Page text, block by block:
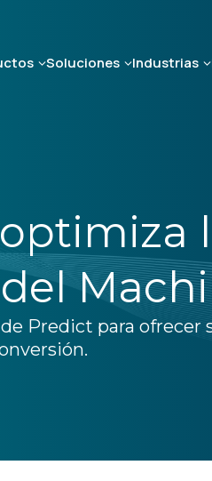
Soluciones Industrias
Predict para ofrecer